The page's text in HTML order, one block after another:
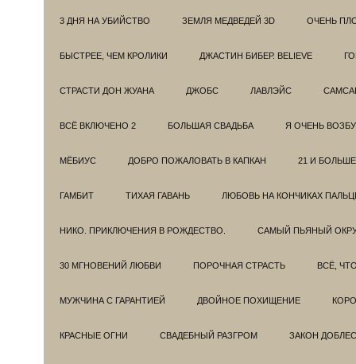
3 ДНЯ НА УБИЙСТВО ЗЕМЛЯ МЕДВЕДЕЙ 3D ОЧЕНЬ
БЫСТРЕЕ, ЧЕМ КРОЛИКИ ДЖАСТИН БИБЕР. BELIEVE
СТРАСТИ ДОН ЖУАНА ДЖОБС ЛАВЛЭЙС
ВСЁ ВКЛЮЧЕНО 2 БОЛЬШАЯ СВАДЬБА Я ОЧЕНЬ
МЁБИУС ДОБРО ПОЖАЛОВАТЬ В КАПКАН 21 И БОЛЬШЕ
ГАМБИТ ТИХАЯ ГАВАНЬ ЛЮБОВЬ НА КОНЧИКАХ
НИКО. ПРИКЛЮЧЕНИЯ В РОЖДЕСТВО. САМЫЙ ПЬЯНЫЙ
30 МГНОВЕНИЙ ЛЮБВИ ПОРОЧНАЯ СТРАСТЬ ВСЁ,
МУЖЧИНА С ГАРАНТИЕЙ ДВОЙНОЕ ПОХИЩЕНИЕ
КРАСНЫЕ ОГНИ СВАДЕБНЫЙ РАЗГРОМ ЗАКОН